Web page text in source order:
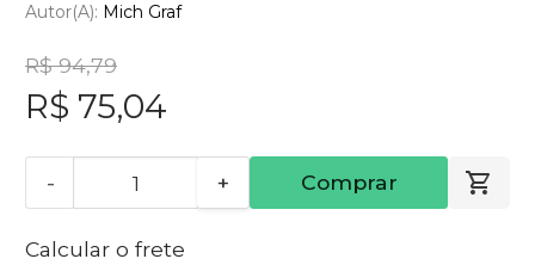
Autor(a): Mich Graf
R$ 94,79
R$ 75,04
- + Comprar
Calcular o frete